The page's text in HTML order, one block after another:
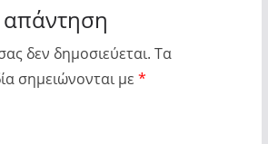
δεν δημοσιεύεται. Τα
σημειώνονται με *